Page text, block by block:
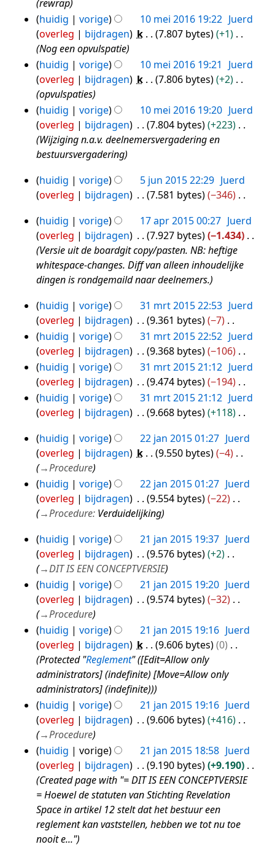
n
g
t
t
i
n
g
v
a
t
t
i
n
g
s
s
a
m
e
n
v
a
t
t
i
n
g
n
b
e
w
e
r
k
i
n
g
s
a
m
n
v
a
t
t
i
n
g
2016rewrap
huidig
vorige 10 mei 2016 19:22 Juerd
overleg
bijdragen k 7.807 bytes
+1
Nog een opvulspatie
huidig
vorige 10 mei 2016 19:21
Juerd
overleg
bijdragen k 7.806 bytes
+2
opvulspaties
huidig
vorige 10 mei 2016 19:20 Juerd
overleg
bijdragen 7.804 bytes
+223
Wijziging n.a.v. deelnemersvergadering en
bestuursvergadering
5
jun
2015
huidig vorige 5 jun 2015 22:29 Juerd
overleg
bijdragen 7.581 bytes
−346
e
e
n
b
e
e
r
k
i
n
g
s
s
m
e
n
v
a
t
t
i
n
g
17
apr
2015
huidig vorige 17 apr 2015 00:27 Juerd
overleg
bijdragen 7.927 bytes
−1.434
Versie uit de boardgit copy/pasten. NB: heftige
whitespace-changes. Diff van alleen inhoudelijke
dingen is rondgemaild naar deelnemers.
31
mrt
2015
huidig vorige 31 mrt 2015 22:53 Juerd
overleg
bijdragen 9.361 bytes
−7
G
e
e
n
b
e
e
r
k
i
n
g
s
a
m
e
n
v
a
t
t
i
n
g
huidig vorige 31 mrt 2015 22:52 Juerd
overleg
bijdragen 9.368 bytes
−106
G
e
e
n
e
w
e
r
k
i
g
s
s
a
m
e
n
v
a
t
t
i
n
g
huidig vorige 31 mrt 2015 21:12 Juerd
overleg
bijdragen 9.474 bytes
−194
G
e
n
b
e
w
e
r
i
n
g
s
s
a
m
e
n
v
a
t
t
i
n
g
huidig vorige 31 mrt 2015 21:12 Juerd
overleg
bijdragen 9.668 bytes
+118
e
e
n
b
e
w
r
k
i
n
g
s
s
a
m
e
n
v
a
t
t
i
n
g
22
jan
2015
huidig vorige 22 jan 2015 01:27 Juerd
overleg
bijdragen k 9.550 bytes
−4
→Procedure
huidig
vorige 22 jan 2015 01:27 Juerd
overleg
bijdragen 9.554 bytes
−22
→Procedure: Verduidelijking
21
jan
2015
huidig vorige 21 jan 2015 19:37 Juerd
overleg
bijdragen 9.576 bytes
+2
→DIT IS EEN CONCEPTVERSIE
huidig
vorige 21 jan 2015 19:20 Juerd
overleg
bijdragen 9.574 bytes
−32
→Procedure
huidig
vorige 21 jan 2015 19:16 Juerd
overleg
bijdragen k 9.606 bytes
0
Protected "Reglement" ([Edit=Allow only
administrators] (indefinite) [Move=Allow only
administrators] (indefinite))
huidig
vorige 21 jan 2015 19:16 Juerd
overleg
bijdragen 9.606 bytes
+416
→Procedure
huidig
vorige 21 jan 2015 18:58 Juerd
overleg
bijdragen 9.190 bytes
+9.190
Created page with "= DIT IS EEN CONCEPTVERSIE
= Hoewel de statuten van Stichting Revelation
Space in artikel 12 stelt dat het bestuur een
reglement kan vaststellen, hebben we tot nu toe
nooit e..."